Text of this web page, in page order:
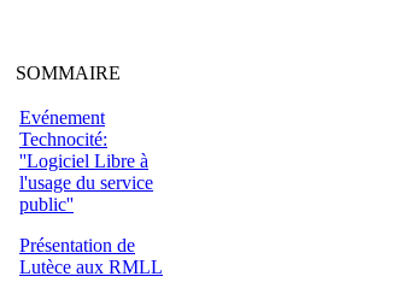
SOMMAIRE
Evénement
Technocité:
''Logiciel Libre à
l'usage du service
public''
Présentation de
Lutèce aux RMLL